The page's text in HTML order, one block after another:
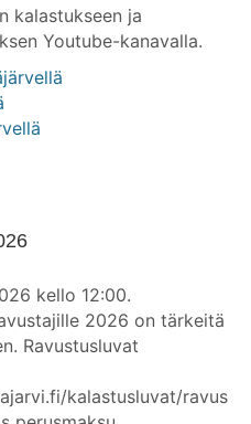
kalastukseen ja
Youtube-kanavalla.
kello 12:00.
2026 on tärkeitä
Ravustusluvat
kalastusluvat/ravus